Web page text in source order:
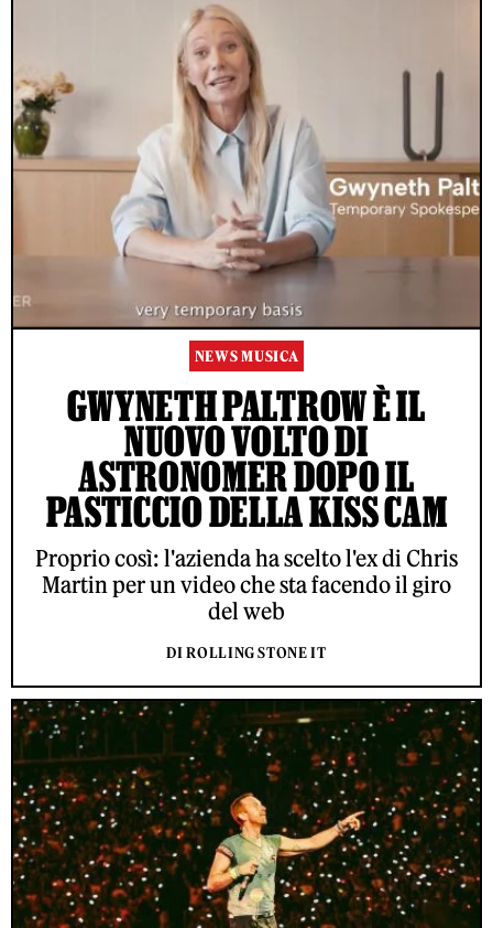
NEWS MUSICA
GWYNETH PALTROW È IL
NUOVO VOLTO DI
ASTRONOMER DOPO IL
PASTICCIO DELLA KISS CAM
Proprio così: l'azienda ha scelto l'ex di Chris
Martin per un video che sta facendo il giro
del web
DI ROLLING STONE IT